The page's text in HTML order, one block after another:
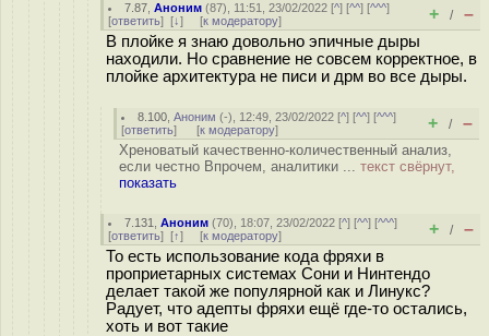
7.87 ,Аноним (87), 11:51, 23/02/2022 [^] [^^] [^^^]
[ответить] [↓] [к модератору] + / –
В плойке я знаю довольно эпичные дыры
находили. Но сравнение не совсем корректное, в
плойке архитектура не писи и дрм во все дыры.
8.100 ,Аноним (-), 12:49, 23/02/2022 [^] [^^] [^^^]
[ответить] [к модератору] + / –
Хреноватый качественно-количественный анализ,
если честно Впрочем, аналитики ... текст свёрнут,
показать
7.131 ,Аноним (70), 18:07, 23/02/2022 [^] [^^] [^^^]
[ответить] [↑] [к модератору] + / –
То есть использование кода фряхи в
проприетарных системах Сони и Нинтендо
делает такой же популярной как и Линукс?
Радует, что адепты фряхи ещё где-то остались,
хоть и вот такие